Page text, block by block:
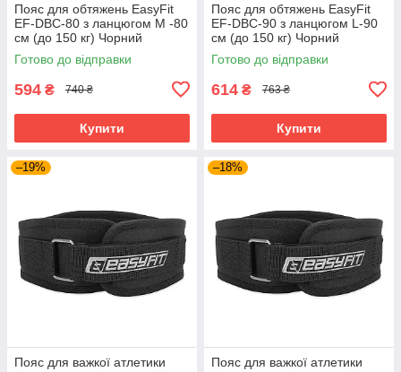
Пояс для обтяжень EasyFit
EF-DBC-80 з ланцюгом М -80
см (до 150 кг) Чорний
Готово до відправки
594 ₴ 740 ₴
Купити
Пояс для обтяжень EasyFit
EF-DBC-90 з ланцюгом L-90
см (до 150 кг) Чорний
Готово до відправки
614 ₴ 763 ₴
Купити
–19%
Пояс для важкої атлетики
–18%
Пояс для важкої атлетики